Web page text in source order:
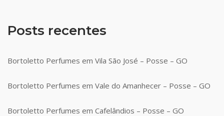
Posts recentes
Bortoletto Perfumes em Vila São José – Posse – GO
Bortoletto Perfumes em Vale do Amanhecer – Posse – GO
Bortoletto Perfumes em Cafelândios – Posse – GO